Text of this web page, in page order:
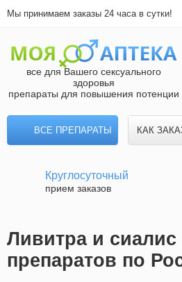
Мы принимаем заказы 24 часа в сутки!
все для Вашего сексуального
здоровья
препараты для повышения потенции
ВСЕ ПРЕПАРАТЫ КАК
Круглосуточный
прием заказов
Ливитра и сиалис
препаратов по